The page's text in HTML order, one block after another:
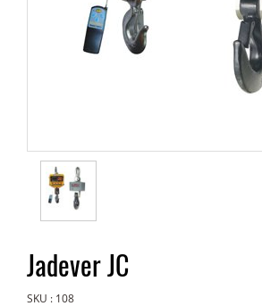
Jadever JC
SKU : 108